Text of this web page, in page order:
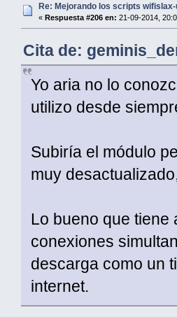
Re: Mejorando los scripts
« Respuesta #206 en: 21-09-2014,
Cita de:
Yo aria no lo
utilizo desde
Subiría el módulo
muy
Lo bueno que tiene
conexiones
descarga como un
internet.